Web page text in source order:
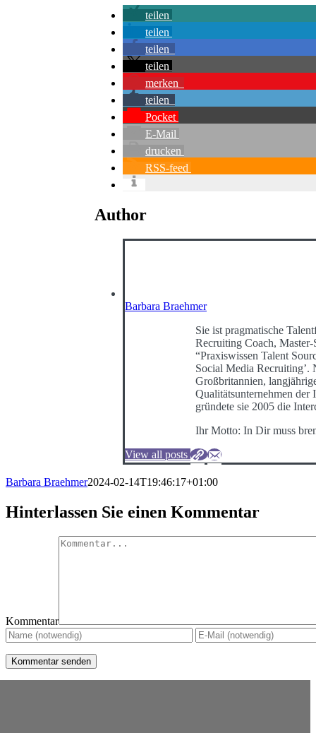
teilen
teilen
teilen
teilen
merken
teilen
Pocket
E-Mail
drucken
RSS-feed
Author
Barbara Braehmer
Sie ist pragmatische
Recruiting Coach,
“Praxiswissen Talent
Social Media
Großbritannien,
Qualitätsunternehmen der
gründete sie 2005 die
Ihr Motto: In Dir muss
View all posts
Barbara Braehmer2024-02-14T19:46:17+01:00
Hinterlassen Sie einen Kommentar
Kommentar